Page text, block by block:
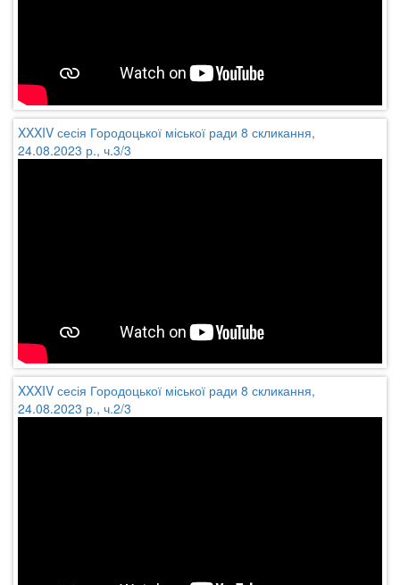
XXXIV сесія Городоцької міської ради 8 скликання,
24.08.2023 р., ч.3/3
XXXIV сесія Городоцької міської ради 8 скликання,
24.08.2023 р., ч.2/3